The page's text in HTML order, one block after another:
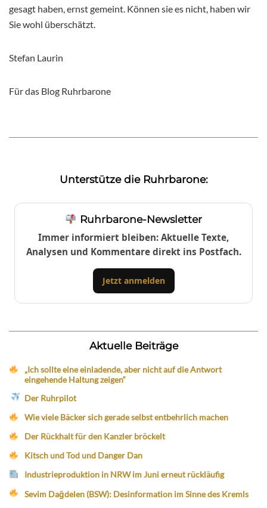
gesagt haben, ernst gemeint. Können sie es nicht, haben wir
Sie wohl überschätzt.
Stefan Laurin
Für das Blog Ruhrbarone
Unterstütze die Ruhrbarone:
Ruhrbarone-Newsletter
Immer informiert bleiben: Aktuelle Texte,
Analysen und Kommentare direkt ins Postfach.
Jetzt anmelden
Aktuelle Beiträge
„Ich sollte eine einladende, aber nicht auf die Antwort
eingehende Haltung zeigen“
Der Ruhrpilot
Wie viele Bäcker sich gerade selbst entbehrlich machen
Der Rückhalt für den Kanzler bröckelt
Kitsch und Tod und Danger Dan
Industrieproduktion in NRW im Juni erneut rückläufig
Sevim Dağdelen (BSW): Desinformation im Sinne des Kremls